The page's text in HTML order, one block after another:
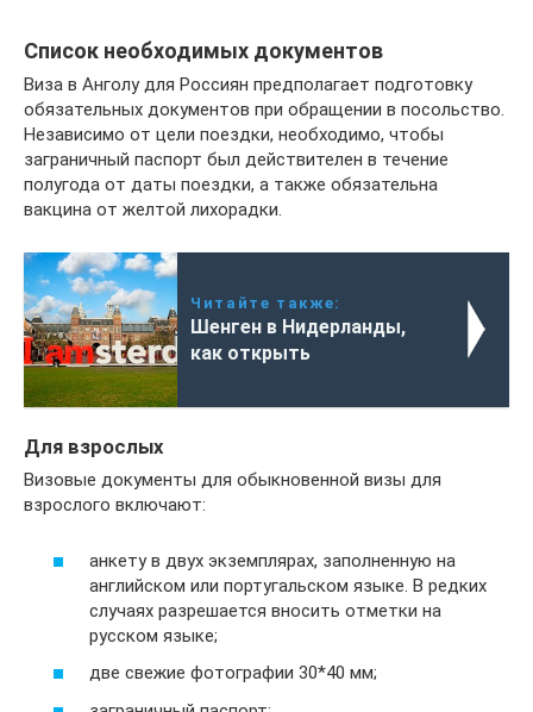
Список необходимых документов
Виза в Анголу для Россиян предполагает подготовку
обязательных документов при обращении в посольство.
Независимо от цели поездки, необходимо, чтобы
заграничный паспорт был действителен в течение
полугода от даты поездки, а также обязательна
вакцина от желтой лихорадки.
Читайте также:
Шенген в Нидерланды,
как открыть
Для взрослых
Визовые документы для обыкновенной визы для
взрослого включают:
анкету в двух экземплярах, заполненную на
английском или португальском языке. В редких
случаях разрешается вносить отметки на
русском языке;
две свежие фотографии 30*40 мм;